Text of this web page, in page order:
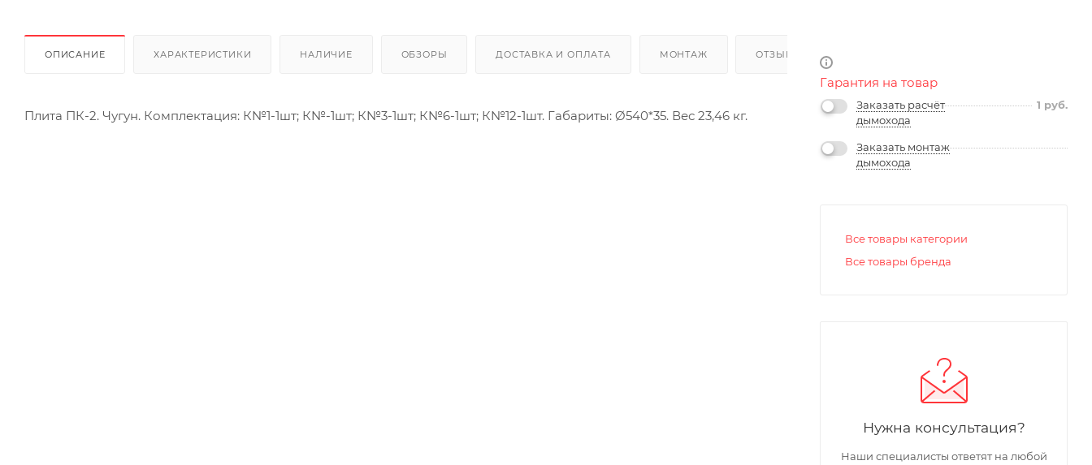
ОПИСАНИЕ ХАРАКТЕРИСТИКИ НАЛИЧИЕ ОБЗОРЫ ДОСТАВКА И ОПЛАТА МОНТАЖ ОТЗЫВЫ
Плита ПК-2. Чугун. Комплектация: К№1-1шт; К№-1шт; К№3-1шт; К№6-1шт; К№12-1шт. Габариты: Ø540*35. Вес 23,46 кг.
Гарантия на товар
Заказать расчёт
дымохода
1 руб.
Заказать монтаж
дымохода
Все товары категории
Все товары бренда
Нужна консультация?
Наши специалисты ответят на любой